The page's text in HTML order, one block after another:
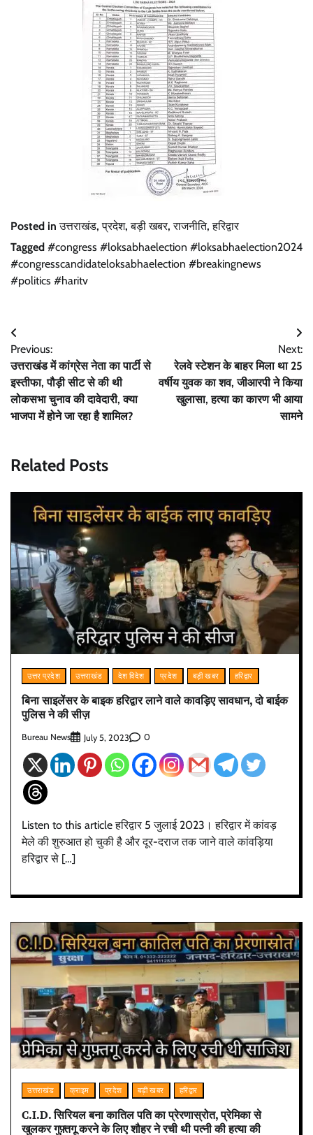
Posted inउत्तराखंड,प्रदेश,बड़ी खबर,राजनीति,हरिद्वार
Tagged #congress #loksabhaelection #loksabhaelection2024
#congresscandidateloksabhaelection #breakingnews
#politics #haritv
Post
navigation
Previous:
उत्तराखंड में कांग्रेस नेता का पार्टी से
इस्तीफा, पौड़ी सीट से की थी
लोकसभा चुनाव की दावेदारी, क्या
भाजपा में होने जा रहा है शामिल?
Next:
रेलवे स्टेशन के बाहर मिला था 25
वर्षीय युवक का शव, जीआरपी ने किया
खुलासा, हत्या का कारण भी आया
सामने
Related Posts
उत्तर प्रदेश उत्तराखंड देश विदेश प्रदेश बड़ी खबर हरिद्वार
बिना साइलेंसर के बाइक हरिद्वार लाने वाले कावड़िए सावधान, दो बाईक
पुलिस ने की सीज़
Bureau News July 5, 2023 0
Listen to this article हरिद्वार 5 जुलाई 2023। हरिद्वार में कांवड़
मेले की शुरुआत हो चुकी है और दूर-दराज तक जाने वाले कांवड़िया
हरिद्वार से […]
उत्तराखंड क्राइम प्रदेश बड़ी खबर हरिद्वार
C.I.D. सिरियल बना कातिल पति का प्रेरणास्रोत, प्रेमिका से
खुलकर गुफ़्तगू करने के लिए शौहर ने रची थी पत्नी की हत्या की